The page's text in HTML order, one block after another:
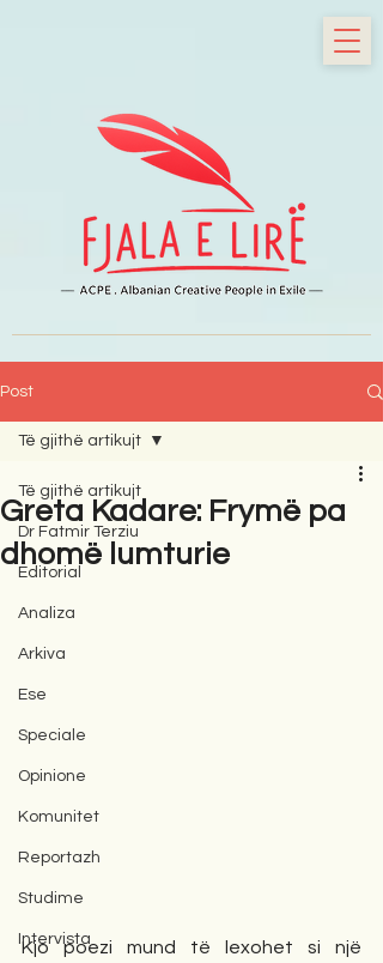
Post
Të gjithë artikujt
Dr Fatmir Terziu
Editorial
Analiza
Arkiva
Ese
Speciale
Opinione
Komunitet
Reportazh
Studime
Intervista
Të gjithë artikujt
Greta Kadare: Frymë pa
dhomë lumturie
Kjo poezi mund të lexohet si një